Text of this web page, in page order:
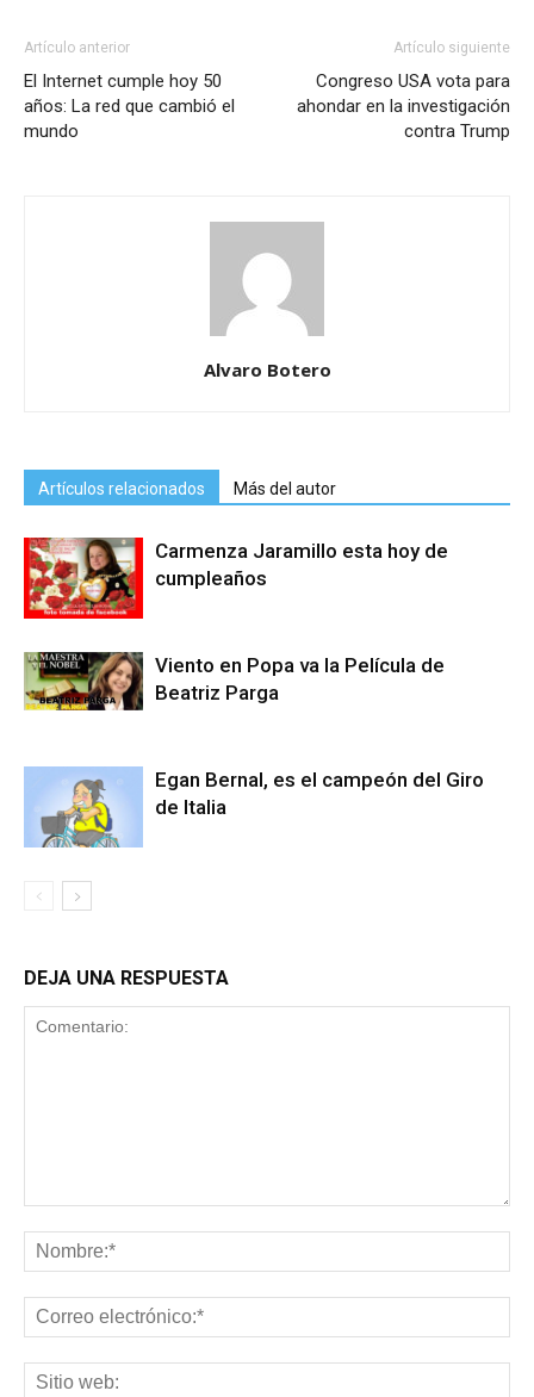
Artículo anterior
El Internet cumple hoy 50
años: La red que cambió el
mundo
Artículo siguiente
Congreso USA vota para
ahondar en la investigación
contra Trump
Alvaro Botero
Artículos relacionados Más del autor
Carmenza Jaramillo esta hoy de
cumpleaños
Viento en Popa va la Película de
Beatriz Parga
Egan Bernal, es el campeón del Giro
de Italia
DEJA UNA RESPUESTA